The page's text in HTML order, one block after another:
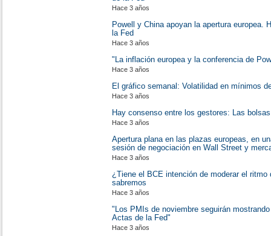
Hace 3 años
Powell y China apoyan la apertura europea.
la Fed
Hace 3 años
"La inflación europea y la conferencia de
Hace 3 años
El gráfico semanal: Volatilidad en mínimos
Hace 3 años
Hay consenso entre los gestores: Las
Hace 3 años
Apertura plana en las plazas europeas, en
sesión de negociación en Wall Street y
Hace 3 años
¿Tiene el BCE intención de moderar el
sabremos
Hace 3 años
"Los PMIs de noviembre seguirán
Actas de la Fed"
Hace 3 años